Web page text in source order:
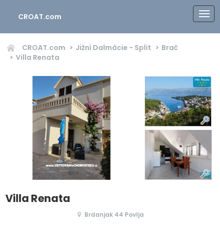
CROAT.com
CROAT.com Jižní Dalmácie - Split
Brač
Villa Renata
Villa Renata
Brdanjak 44 Povlja